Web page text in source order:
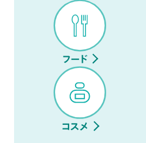
フード
コスメ